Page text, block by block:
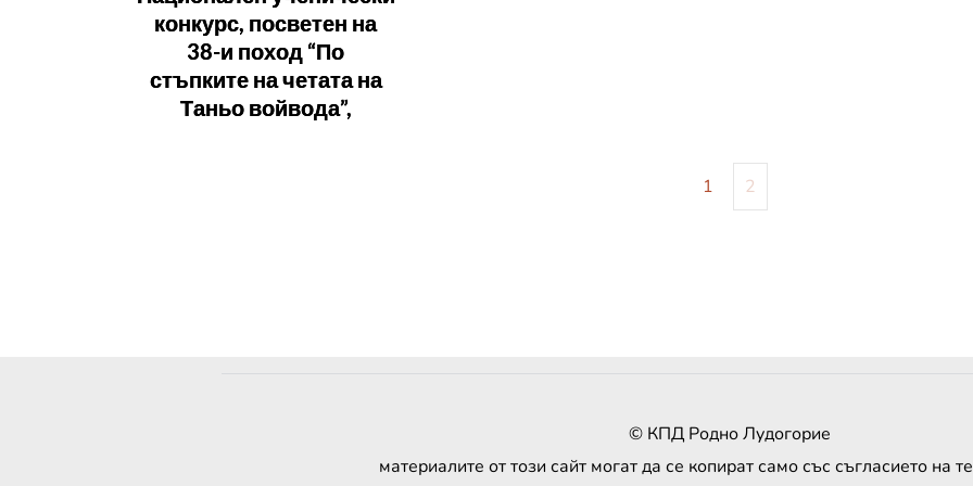
конкурс, посветен на
38-и поход “По
стъпките на четата на
Таньо войвода”,
1 2
© КПД Родно Лудогорие
материалите от този сайт могат да се копират само със съгласието на